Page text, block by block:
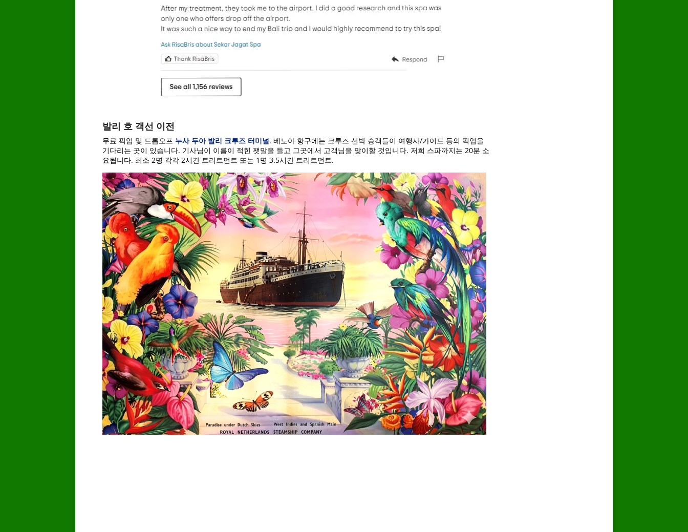
발리 호 객선 이전
무료 픽업 및 드롭오프 누사 두아 발리 크루즈 터미널. 베노아 항구에는 크루즈 선박 승객들이 여행사/가이드 등의 픽업을
기다리는 곳이 있습니다. 기사님이 이름이 적힌 팻말을 들고 그곳에서 고객님을 맞이할 것입니다. 저희 스파까지는 20분 소
요됩니다. 최소 2명 각각 2시간 트리트먼트 또는 1명 3.5시간 트리트먼트.